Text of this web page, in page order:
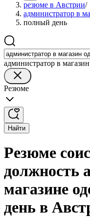
резюме в Австрии/
администратор в
полный день
администратор в
Резюме
Найти
Резюме
должность
магазине
день в